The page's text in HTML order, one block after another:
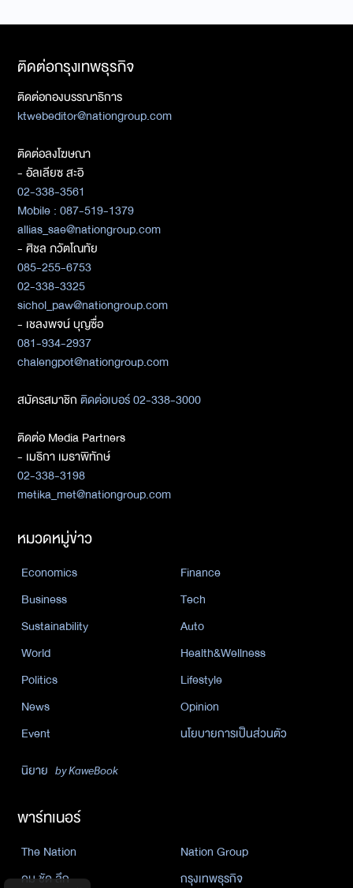
ติดต่อกรุงเทพธุรกิจ
ติดต่อกองบรรณาธิการ
ktwebeditor@nationgroup.com
ติดต่อลงโฆษณา
- อัลเลียซ สะอิ
02-338-3561
Mobile : 087-519-1379
allias_sae@nationgroup.com
- ศิชล ภวัตโณทัย
085-255-6753
02-338-3325
sichol_paw@nationgroup.com
- เชลงพจน์ บุญซื่อ
081-934-2937
chalengpot@nationgroup.com
สมัครสมาชิกติดต่อเบอร์ 02-338-3000
ติดต่อ Media Partners
- เมธิกา เมธาพิทักษ์
02-338-3198
metika_met@nationgroup.com
หมวดหมู่ข่าว
Economics
Finance
Business
Tech
Sustainability
Auto
World
Health&Wellness
Politics
Lifestyle
News
Opinion
Event
นโยบายการเป็นส่วนตัว
นิยาย by KaweBook
พาร์ทเนอร์
The Nation
Nation Group
คม ชัด ลึก
กรุงเทพธุรกิจ